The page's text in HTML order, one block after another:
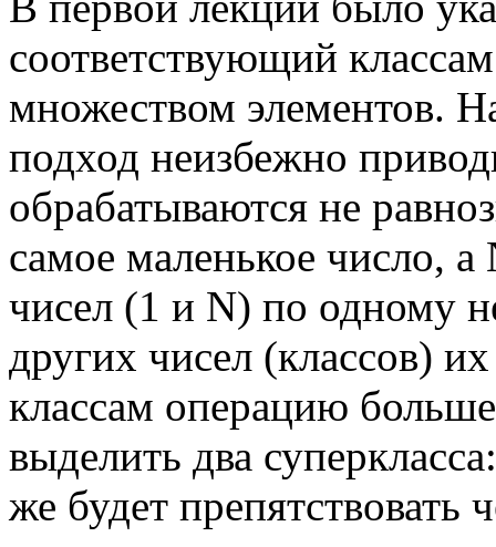
соответствующий
множеством элементов.
подход неизбежно
обрабатываются не
самое маленькое число, а
чисел (1 и N) по одному
других чисел (классов)
классам операцию
выделить два
же будет